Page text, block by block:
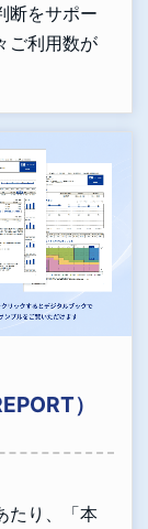
断をサポー
ご利用数が
）
たり、「本